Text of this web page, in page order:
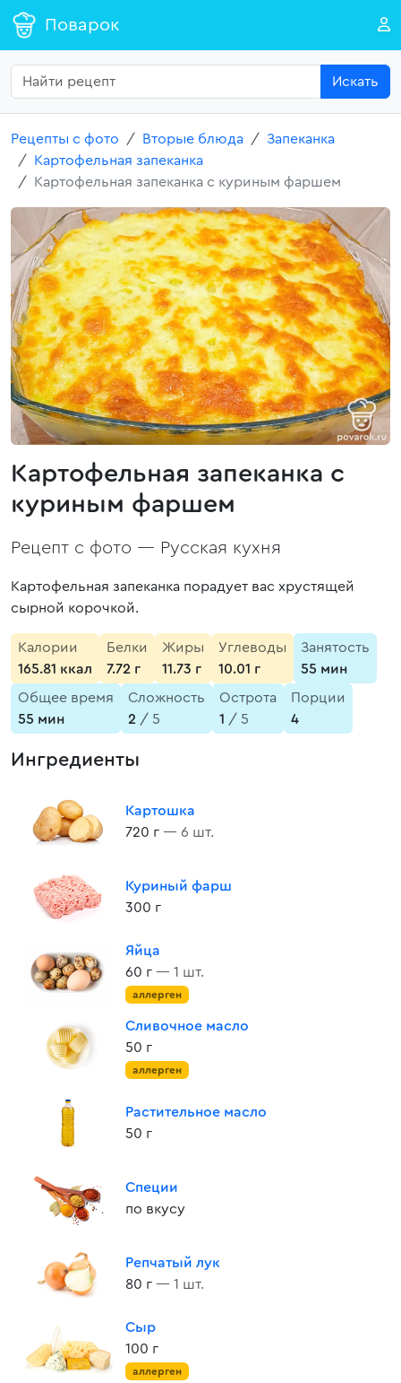
Поварок
Искать
Рецепты с фото Вторые блюда
Запеканка
Картофельная запеканка
Картофельная запеканка с куриным фаршем
Картофельная запеканка с
куриным фаршем
Рецепт с фото — Русская кухня
Картофельная запеканка порадует вас хрустящей
сырной корочкой.
Калории
165.81 ккал
Белки
7.72 г
Жиры
11.73 г
Углеводы
10.01 г
Занятость
55 мин
Общее время
55 мин
Сложность
2 / 5
Острота
1 / 5
Порции
4
Ингредиенты
Картошка
720 г — 6 шт.
Куриный фарш
300 г
Яйца
60 г — 1 шт.
аллерген
Сливочное масло
50 г
аллерген
Растительное масло
50 г
Специи
по вкусу
Репчатый лук
80 г — 1 шт.
Сыр
100 г
аллерген